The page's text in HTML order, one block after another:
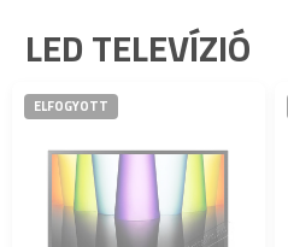
LED TELEVÍZIÓ
ELFOGYOTT